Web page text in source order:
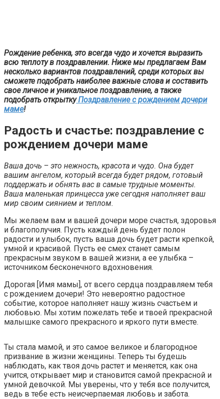
Рождение ребенка, это всегда чудо и хочется выразить
всю теплоту в поздравлении. Ниже мы предлагаем Вам
несколько вариантов поздравлений, среди которых вы
сможете подобрать наиболее важные слова и составить
свое личное и уникальное поздравление, а также
подобрать открыткуПоздравление с рождением дочери
маме!
Радость и счастье: поздравление с
рождением дочери маме
Ваша дочь – это нежность, красота и чудо. Она будет
вашим ангелом, который всегда будет рядом, готовый
поддержать и обнять вас в самые трудные моменты.
Ваша маленькая принцесса уже сегодня наполняет ваш
мир своим сиянием и теплом.
Мы желаем вам и вашей дочери море счастья, здоровья
и благополучия. Пусть каждый день будет полон
радости и улыбок, пусть ваша дочь будет расти крепкой,
умной и красивой. Пусть ее смех станет самым
прекрасным звуком в вашей жизни, а ее улыбка –
источником бесконечного вдохновения.
Дорогая [Имя мамы], от всего сердца поздравляем тебя
с рождением дочери! Это невероятно радостное
событие, которое наполняет нашу жизнь счастьем и
любовью. Мы хотим пожелать тебе и твоей прекрасной
малышке самого прекрасного и яркого пути вместе.
Ты стала мамой, и это самое великое и благородное
призвание в жизни женщины. Теперь ты будешь
наблюдать, как твоя дочь растет и меняется, как она
учится, открывает мир и становится самой прекрасной и
умной девочкой. Мы уверены, что у тебя все получится,
ведь в тебе есть неисчерпаемая любовь и забота.